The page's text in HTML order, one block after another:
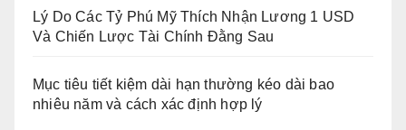
Lý Do Các Tỷ Phú Mỹ Thích Nhận Lương 1 USD
Và Chiến Lược Tài Chính Đằng Sau
Mục tiêu tiết kiệm dài hạn thường kéo dài bao
nhiêu năm và cách xác định hợp lý